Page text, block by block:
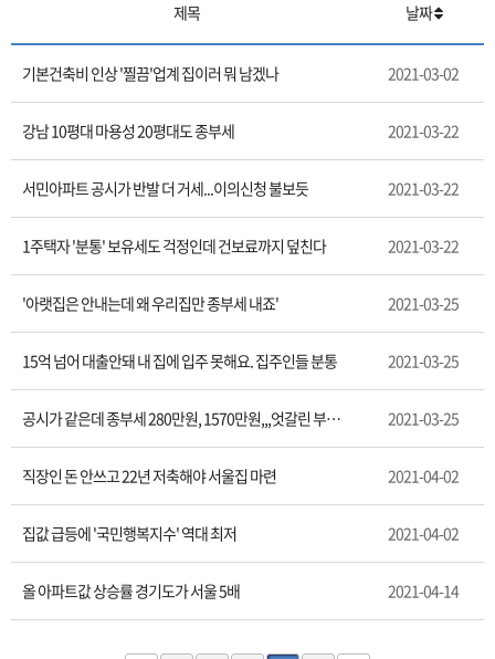
제목 날짜
기본건축비 인상 '찔끔'업계 집이러 뭐 남겠나 2021-03-02
강남 10평대 마용성 20평대도 종부세 2021-03-22
서민아파트 공시가 반발 더 거세...이의신청 불보듯 2021-03-22
1주택자 '분통' 보유세도 걱정인데 건보료까지 덮친다 2021-03-22
'아랫집은 안내는데 왜 우리집만 종부세 내죠' 2021-03-25
15억 넘어 대출안돼 내 집에 입주 못해요. 집주인들 분통 2021-03-25
공시가 같은데 종부세 280만원, 1570만원,,,엇갈린 부부 공동소유 희비 2021-03-25
직장인 돈 안쓰고 22년 저축해야 서울집 마련 2021-04-02
집값 급등에 '국민행복지수' 역대 최저 2021-04-02
올 아파트값 상승률 경기도가 서울 5배 2021-04-14